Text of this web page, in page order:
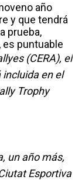
año
y que tendrá
prueba,
es puntuable
(CERA), el
en el
Trophy
un año más,
Esportiva